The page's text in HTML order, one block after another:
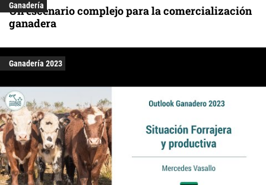
Ganadería
Un escenario complejo para la comercialización
ganadera
Ganadería 2023